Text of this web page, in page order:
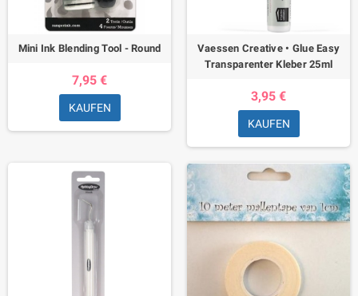
Mini Ink Blending Tool - Round
7,95 €
KAUFEN
Vaessen Creative • Glue Easy
Transparenter Kleber 25ml
3,95 €
KAUFEN